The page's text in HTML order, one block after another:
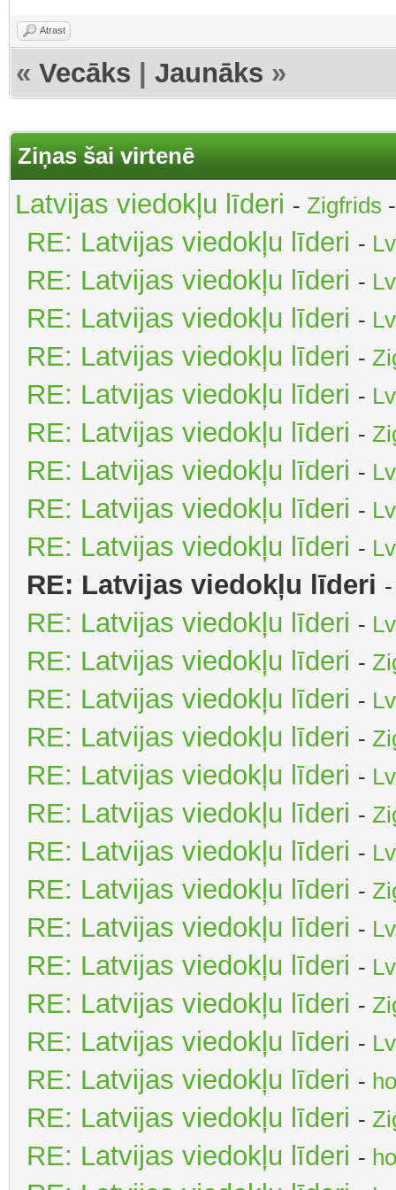
Atrast
« Vecāks Jaunāks »
Ziņas šai virtenē
Latvijas viedokļu līderi - Zigfrids
RE: Latvijas viedokļu līderi -
RE: Latvijas viedokļu līderi -
RE: Latvijas viedokļu līderi -
RE: Latvijas viedokļu līderi -
RE: Latvijas viedokļu līderi -
RE: Latvijas viedokļu līderi -
RE: Latvijas viedokļu līderi -
RE: Latvijas viedokļu līderi -
RE: Latvijas viedokļu līderi -
RE: Latvijas viedokļu līderi
RE: Latvijas viedokļu līderi -
RE: Latvijas viedokļu līderi -
RE: Latvijas viedokļu līderi -
RE: Latvijas viedokļu līderi -
RE: Latvijas viedokļu līderi -
RE: Latvijas viedokļu līderi -
RE: Latvijas viedokļu līderi -
RE: Latvijas viedokļu līderi -
RE: Latvijas viedokļu līderi -
RE: Latvijas viedokļu līderi -
RE: Latvijas viedokļu līderi -
RE: Latvijas viedokļu līderi -
RE: Latvijas viedokļu līderi -
RE: Latvijas viedokļu līderi -
RE: Latvijas viedokļu līderi -